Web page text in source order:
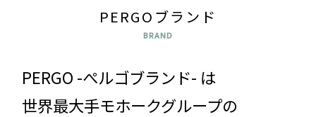
PERGOブランド
BRAND
PERGO -ぺルゴブランド- は
世界最大手モホークグループの